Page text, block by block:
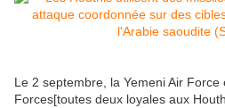
Le 2 septembre, la Yemeni Air Force
Forces[toutes deux loyales aux